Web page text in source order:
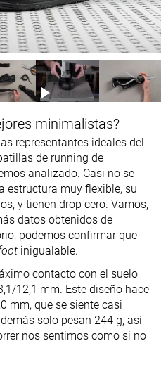
minimalistas?
representantes ideales del
de running de
analizado. Casi no se
estructura muy flexible, su
y tienen drop cero. Vamos,
datos obtenidos de
podemos confirmar que
inigualable.
contacto con el suelo
12,1 mm. Este diseño hace
mm, que se siente casi
solo pesan 244 g, así
nos sentimos como si no